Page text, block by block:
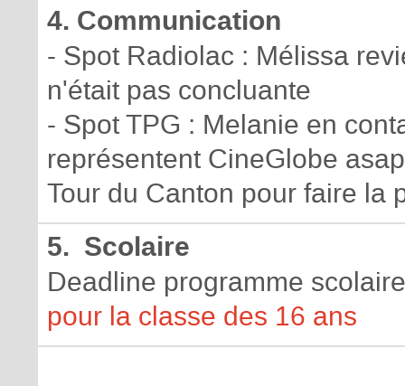
4. Communication
- Spot Radiolac : Mélissa
n'était pas concluante
- Spot TPG : Melanie en
représentent CineGlobe
Tour du Canton pour faire la
5. Scolaire
Deadline programme
pour la classe des 16 ans